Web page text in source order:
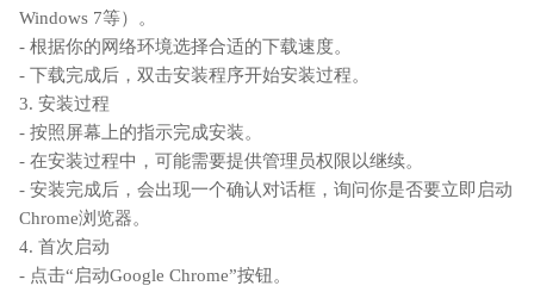
Windows 7等）。
- 根据你的网络环境选择合适的下载速度。
- 下载完成后，双击安装程序开始安装过程。
3. 安装过程
- 按照屏幕上的指示完成安装。
- 在安装过程中，可能需要提供管理员权限以继续。
- 安装完成后，会出现一个确认对话框，询问你是否要立即启动
Chrome浏览器。
4. 首次启动
- 点击“启动Google Chrome”按钮。